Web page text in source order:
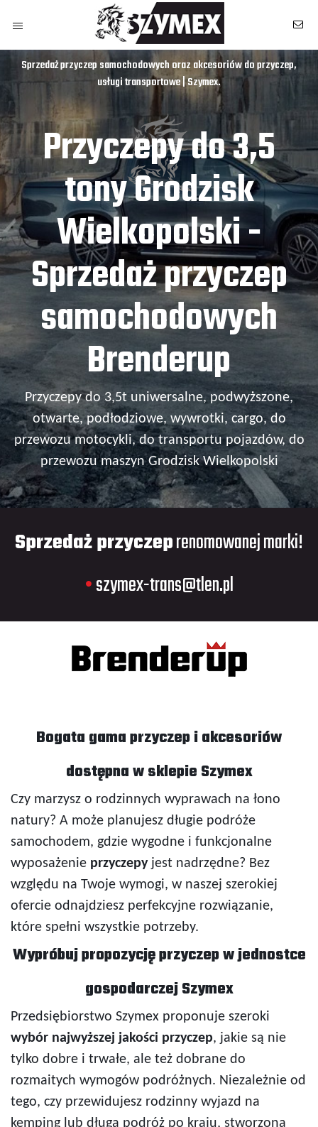
Sprzedaż przyczep samochodowych oraz akcesoriów do przyczep,
usługi transportowe | Szymex.
Przyczepy do 3,5
tony Grodzisk
Wielkopolski -
Sprzedaż przyczep
samochodowych
Brenderup
Przyczepy do 3,5t uniwersalne, podwyższone,
otwarte, podłodziowe, wywrotki, cargo, do
przewozu motocykli, do transportu pojazdów, do
przewozu maszyn Grodzisk Wielkopolski
Sprzedaż przyczeprenomowanej marki!
•szymex-trans@tlen.pl
Bogata gama przyczep i akcesoriów
dostępna w sklepie Szymex
Czy marzysz o rodzinnych wyprawach na łono
natury? A może planujesz długie podróże
samochodem, gdzie wygodne i funkcjonalne
wyposażenie przyczepyjest nadrzędne? Bez
względu na Twoje wymogi, w naszej szerokiej
ofercie odnajdziesz perfekcyjne rozwiązanie,
które spełni wszystkie potrzeby.
Wypróbuj propozycję przyczep w jednostce
gospodarczej Szymex
Przedsiębiorstwo Szymex proponuje szeroki
wybór najwyższej jakości przyczep, jakie są nie
tylko dobre i trwałe, ale też dobrane do
rozmaitych wymogów podróżnych. Niezależnie od
tego, czy przewidujesz rodzinny wyjazd na
kemping lub długą podróż po kraju, stworzona